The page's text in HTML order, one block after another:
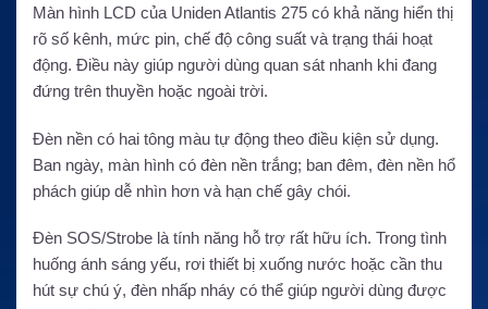
Màn hình LCD của Uniden Atlantis 275 có khả năng hiển thị
rõ số kênh, mức pin, chế độ công suất và trạng thái hoạt
động. Điều này giúp người dùng quan sát nhanh khi đang
đứng trên thuyền hoặc ngoài trời.
Đèn nền có hai tông màu tự động theo điều kiện sử dụng.
Ban ngày, màn hình có đèn nền trắng; ban đêm, đèn nền hổ
phách giúp dễ nhìn hơn và hạn chế gây chói.
Đèn SOS/Strobe là tính năng hỗ trợ rất hữu ích. Trong tình
huống ánh sáng yếu, rơi thiết bị xuống nước hoặc cần thu
hút sự chú ý, đèn nhấp nháy có thể giúp người dùng được